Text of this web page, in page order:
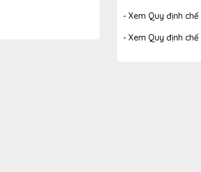
- Xem Quy định
- Xem Quy định